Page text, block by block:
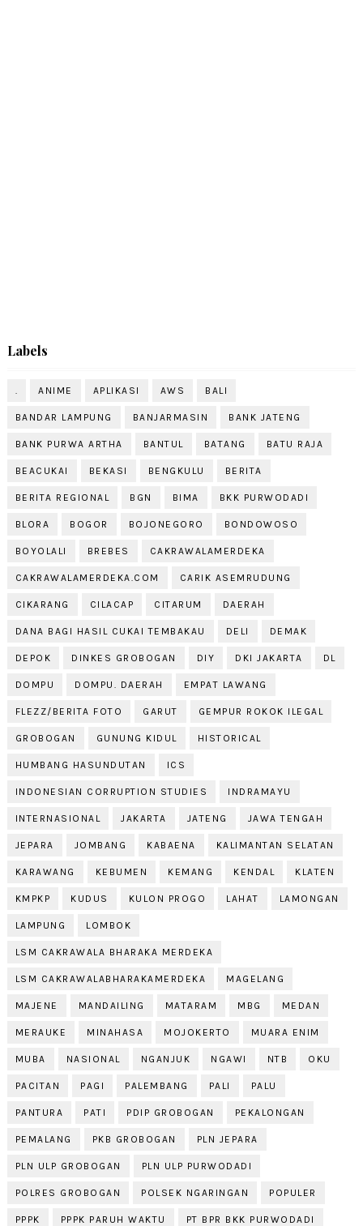
Labels
ANIME APLIKASI AWS BALI
BANDAR LAMPUNG BANJARMASIN BANK JATENG
BANK PURWA ARTHA BANTUL BATANG BATU RAJA
BEACUKAI BEKASI BENGKULU BERITA
BERITA REGIONAL BGN BIMA BKK PURWODADI
BLORA BOGOR BOJONEGORO BONDOWOSO
BOYOLALI BREBES CAKRAWALAMERDEKA
CAKRAWALAMERDEKA.COM CARIK ASEMRUDUNG
CIKARANG CILACAP CITARUM DAERAH
DANA BAGI HASIL CUKAI TEMBAKAU DELI DEMAK
DEPOK DINKES GROBOGAN DIY DKI JAKARTA DL
DOMPU DOMPU. DAERAH EMPAT LAWANG
FLEZZ/BERITA FOTO GARUT GEMPUR ROKOK ILEGAL
GROBOGAN GUNUNG KIDUL HISTORICAL
HUMBANG HASUNDUTAN ICS
INDONESIAN CORRUPTION STUDIES INDRAMAYU
INTERNASIONAL JAKARTA JATENG JAWA TENGAH
JEPARA JOMBANG KABAENA KALIMANTAN SELATAN
KARAWANG KEBUMEN KEMANG KENDAL KLATEN
KMPKP KUDUS KULON PROGO LAHAT LAMONGAN
LAMPUNG LOMBOK
LSM CAKRAWALA BHARAKA MERDEKA
LSM CAKRAWALABHARAKAMERDEKA MAGELANG
MAJENE MANDAILING MATARAM MBG MEDAN
MERAUKE MINAHASA MOJOKERTO MUARA ENIM
MUBA NASIONAL NGANJUK NGAWI NTB OKU
PACITAN PAGI PALEMBANG PALI PALU
PANTURA PATI PDIP GROBOGAN PEKALONGAN
PEMALANG PKB GROBOGAN PLN JEPARA
PLN ULP GROBOGAN PLN ULP PURWODADI
POLRES GROBOGAN POLSEK NGARINGAN POPULER
PPPK PPPK PARUH WAKTU PT BPR BKK PURWODADI